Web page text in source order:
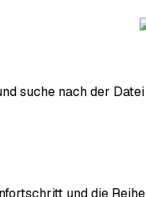
suche nach der Datei
und die